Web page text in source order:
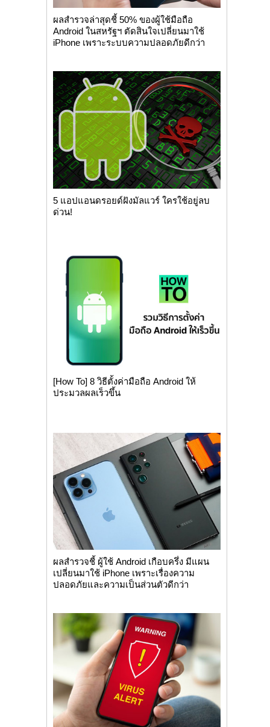
ผลสำรวจล่าสุดชี้ 50% ของผู้ใช้มือถือ
Android ในสหรัฐฯ ตัดสินใจเปลี่ยนมาใช้
iPhone เพราะระบบความปลอดภัยดีกว่า
5 แอปแอนดรอยด์ฝังมัลแวร์ ใครใช้อยู่ลบ
ด่วน!
[How To] 8 วิธีตั้งค่ามือถือ Android ให้
ประมวลผลเร็วขึ้น
ผลสำรวจชี้ ผู้ใช้ Android เกือบครึ่ง มีแผน
เปลี่ยนมาใช้ iPhone เพราะเรื่องความ
ปลอดภัยและความเป็นส่วนตัวดีกว่า